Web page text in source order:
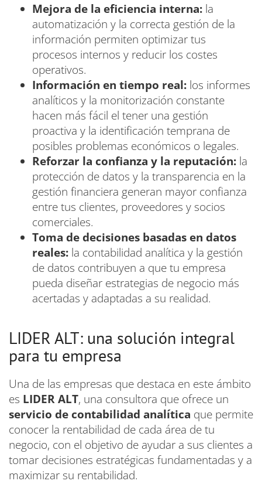
Mejora de la eficiencia interna: la
automatización y la correcta gestión de la
información permiten optimizar tus
procesos internos y reducir los costes
operativos.
Información en tiempo real: los informes
analíticos y la monitorización constante
hacen más fácil el tener una gestión
proactiva y la identificación temprana de
posibles problemas económicos o legales.
Reforzar la confianza y la reputación: la
protección de datos y la transparencia en la
gestión financiera generan mayor confianza
entre tus clientes, proveedores y socios
comerciales.
Toma de decisiones basadas en datos
reales: la contabilidad analítica y la gestión
de datos contribuyen a que tu empresa
pueda diseñar estrategias de negocio más
acertadas y adaptadas a su realidad.
LIDER ALT: una solución integral
para tu empresa
Una de las empresas que destaca en este ámbito
es LIDER ALT, una consultora que ofrece un
servicio de contabilidad analítica que permite
conocer la rentabilidad de cada área de tu
negocio, con el objetivo de ayudar a sus clientes a
tomar decisiones estratégicas fundamentadas y a
maximizar su rentabilidad.